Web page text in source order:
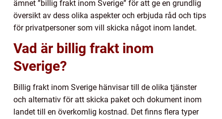
ämnet ”billig frakt inom Sverige” för att ge en grundlig
översikt av dess olika aspekter och erbjuda råd och tips
för privatpersoner som vill skicka något inom landet.
Vad är billig frakt inom
Sverige?
Billig frakt inom Sverige hänvisar till de olika tjänster
och alternativ för att skicka paket och dokument inom
landet till en överkomlig kostnad. Det finns flera typer